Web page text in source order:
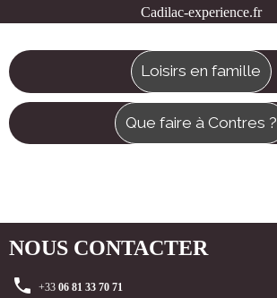
Cadilac-experience.fr
Loisirs en famille
Que faire à Contres ?
NOUS CONTACTER
+33 06 81 33 70 71